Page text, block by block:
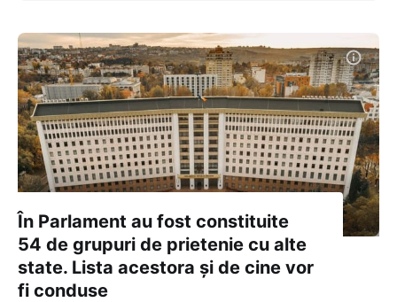
În Parlament au fost constituite
54 de grupuri de prietenie cu alte
state. Lista acestora și de cine vor
fi conduse